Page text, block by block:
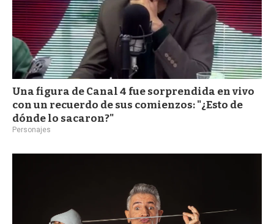
Una figura de Canal 4 fue sorprendida en vivo
con un recuerdo de sus comienzos: "¿Esto de
dónde lo sacaron?"
Personajes